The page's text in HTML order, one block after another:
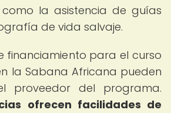
la asistencia de guías
de vida salvaje.
financiamiento para el curso
la Sabana Africana pueden
proveedor del programa.
ofrecen facilidades de